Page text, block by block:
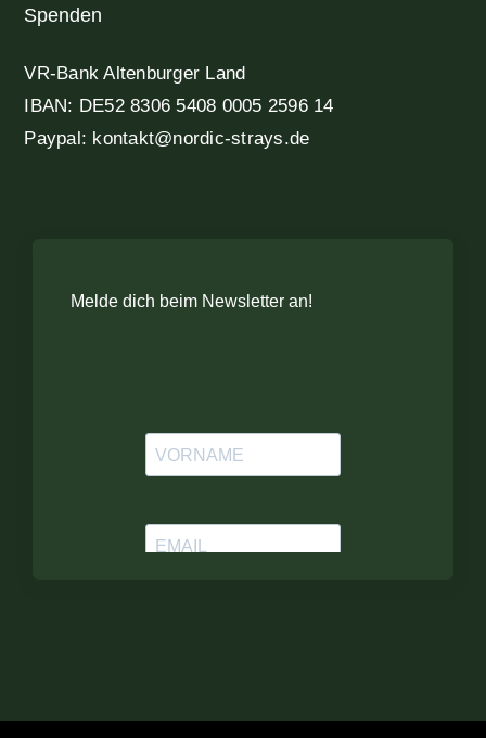
Spenden
VR-Bank Altenburger Land
IBAN: DE52 8306 5408 0005 2596 14
Paypal: kontakt@nordic-strays.de
Melde dich beim Newsletter an!